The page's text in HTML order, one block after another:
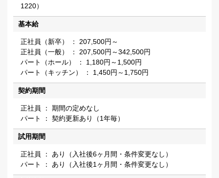
飲食部門（調理スタッフ）の募集を終了しました。
飲食部門（調理スタッフ）の募集を開始しました
採用情報
2024.03.01
25年卒業者向け募集要項を公開しました。
会社説明会および採用試験の日程を公開しました。
1220）
基本給
正社員（新卒） ： 207,500円～
正社員（一般） ： 207,500円～342,500円
パート（ホール） ： 1,180円～1,500円
パート（キッチン） ： 1,450円～1,750円
契約期間
正社員 ： 期間の定めなし
パート ： 契約更新あり（1年毎）
試用期間
正社員 ： あり（入社後6ヶ月間・条件変更なし）
パート ： あり（入社後1ヶ月間・条件変更なし）